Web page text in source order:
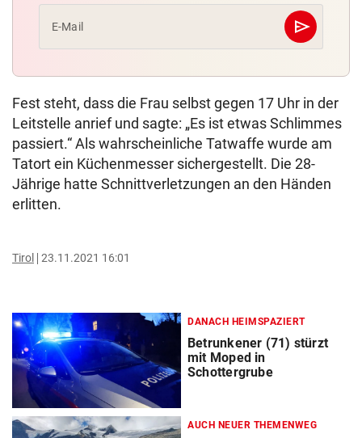
E-Mail send
Abschicken
Fest steht, dass die Frau selbst gegen 17 Uhr in der
Leitstelle anrief und sagte: „Es ist etwas Schlimmes
passiert.“ Als wahrscheinliche Tatwaffe wurde am
Tatort ein Küchenmesser sichergestellt. Die 28-
Jährige hatte Schnittverletzungen an den Händen
erlitten.
Tirol 23.11.2021 16:01
DANACH HEIMSPAZIERT
Betrunkener (71) stürzt
mit Moped in
Schottergrube
AUCH NEUER THEMENWEG